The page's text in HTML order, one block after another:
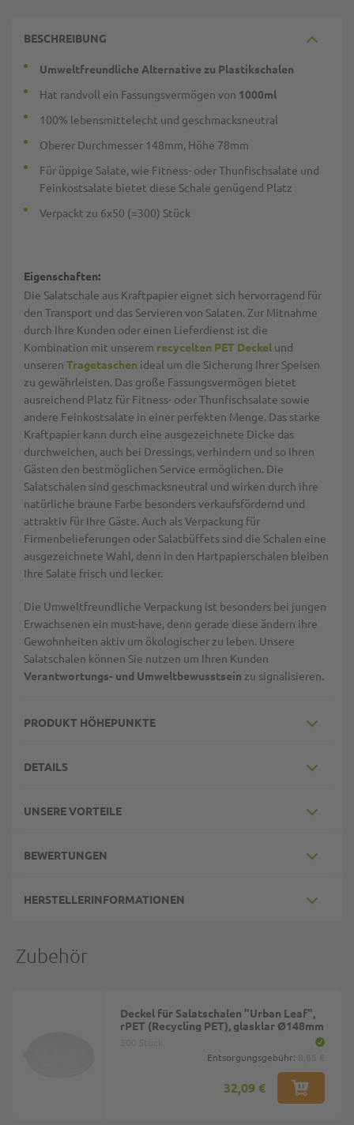
BESCHREIBUNG
Umweltfreundliche Alternative zu Plastikschalen
Hat randvoll ein Fassungsvermögen von 1000ml
100% lebensmittelecht und geschmacksneutral
Oberer Durchmesser 148mm, Höhe 78mm
Für üppige Salate, wie Fitness- oder Thunfischsalate und
Feinkostsalate bietet diese Schale genügend Platz
Verpackt zu 6x50 (=300) Stück
Eigenschaften:
Die Salatschale aus Kraftpapier eignet sich hervorragend für
den Transport und das Servieren von Salaten. Zur Mitnahme
durch Ihre Kunden oder einen Lieferdienst ist die
Kombination mit unserem recycelten PET Deckel und
unseren Tragetaschen ideal um die Sicherung Ihrer Speisen
zu gewährleisten. Das große Fassungsvermögen bietet
ausreichend Platz für Fitness- oder Thunfischsalate sowie
andere Feinkostsalate in einer perfekten Menge. Das starke
Kraftpapier kann durch eine ausgezeichnete Dicke das
durchweichen, auch bei Dressings, verhindern und so Ihren
Gästen den bestmöglichen Service ermöglichen. Die
Salatschalen sind geschmacksneutral und wirken durch ihre
natürliche braune Farbe besonders verkaufsfördernd und
attraktiv für Ihre Gäste. Auch als Verpackung für
Firmenbelieferungen oder Salatbüffets sind die Schalen eine
ausgezeichnete Wahl, denn in den Hartpapierschalen bleiben
Ihre Salate frisch und lecker.
Die Umweltfreundliche Verpackung ist besonders bei jungen
Erwachsenen ein must-have, denn gerade diese ändern ihre
Gewohnheiten aktiv um ökologischer zu leben. Unsere
Salatschalen können Sie nutzen um Ihren Kunden
Verantwortungs- und Umweltbewusstsein zu signalisieren.
PRODUKT HÖHEPUNKTE
DETAILS
UNSERE VORTEILE
BEWERTUNGEN
HERSTELLERINFORMATIONEN
Zubehör
Deckel für Salatschalen "Urban Leaf",
rPET (Recycling PET), glasklar Ø148mm
Entsorgungsgebühr:
32,09 €